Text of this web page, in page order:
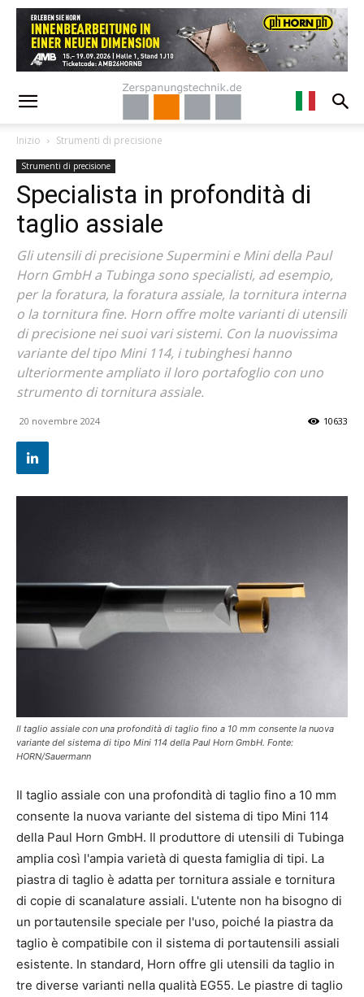
Inizio Strumenti di precisione
Strumenti di precisione
Specialista in profondità di
taglio assiale
Gli utensili di precisione Supermini e Mini della Paul
Horn GmbH a Tubinga sono specialisti, ad esempio,
per la foratura, la foratura assiale, la tornitura interna
o la tornitura fine. Horn offre molte varianti di utensili
di precisione nei suoi vari sistemi. Con la nuovissima
variante del tipo Mini 114, i tubinghesi hanno
ulteriormente ampliato il loro portafoglio con uno
strumento di tornitura assiale.
20 novembre 2024 10633
Il taglio assiale con una profondità di taglio fino a 10 mm consente la nuova
variante del sistema di tipo Mini 114 della Paul Horn GmbH. Fonte:
HORN/Sauermann
Il taglio assiale con una profondità di taglio fino a 10 mm
consente la nuova variante del sistema di tipo Mini 114
della Paul Horn GmbH. Il produttore di utensili di Tubinga
amplia così l'ampia varietà di questa famiglia di tipi. La
piastra di taglio è adatta per tornitura assiale e tornitura
di copie di scanalature assiali. L'utente non ha bisogno di
un portautensile speciale per l'uso, poiché la piastra da
taglio è compatibile con il sistema di portautensili assiali
esistente. In standard, Horn offre gli utensili da taglio in
tre diverse varianti nella qualità EG55. Le piastre di taglio